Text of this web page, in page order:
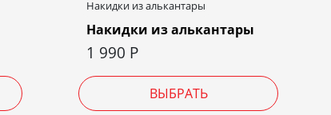
Накидки из алькантары
Накидки из алькантары
1 990 Р
ВЫБРАТЬ